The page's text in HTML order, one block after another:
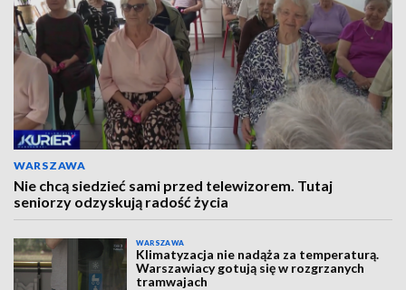
WARSZAWA
Nie chcą siedzieć sami przed telewizorem. Tutaj
seniorzy odzyskują radość życia
WARSZAWA
Klimatyzacja nie nadąża za temperaturą.
Warszawiacy gotują się w rozgrzanych
tramwajach